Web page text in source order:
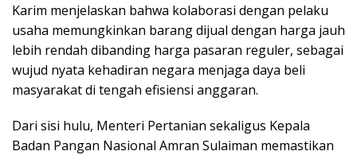
Karim menjelaskan bahwa kolaborasi dengan pelaku
usaha memungkinkan barang dijual dengan harga jauh
lebih rendah dibanding harga pasaran reguler, sebagai
wujud nyata kehadiran negara menjaga daya beli
masyarakat di tengah efisiensi anggaran.
Dari sisi hulu, Menteri Pertanian sekaligus Kepala
Badan Pangan Nasional Amran Sulaiman memastikan